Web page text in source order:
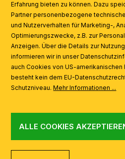
AI
Erfahrung bieten zu können. Dazu
Partner personenbezogene
und Nutzerverhalten für Marketing-,
Optimierungszwecke, z.B. zur
Anzeigen. Über die Details zur
informieren wir in unser
auch Cookies von US-amerikanischen
besteht kein dem EU-
Schutzniveau.Mehr Informationen ...
ALLE COOKIES